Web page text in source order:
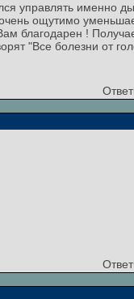
управлять именно
ощутимо
благодарен !
"Все болезни от